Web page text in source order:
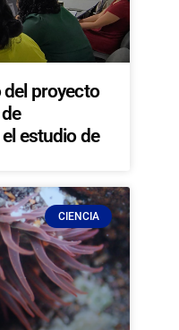
del proyecto
estudio de
CIENCIA